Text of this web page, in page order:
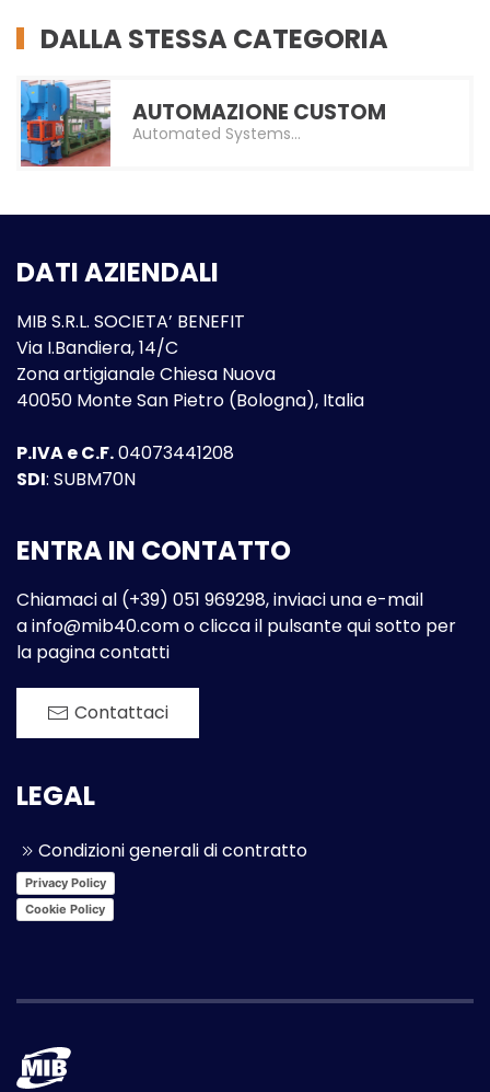
DALLA STESSA CATEGORIA
AUTOMAZIONE CUSTOM
Automated Systems…
DATI AZIENDALI
MIB S.R.L. SOCIETA’ BENEFIT
Via I.Bandiera, 14/C
Zona artigianale Chiesa Nuova
40050 Monte San Pietro (Bologna), Italia
P.IVA e C.F.04073441208
SDI: SUBM70N
ENTRA IN CONTATTO
Chiamaci al (+39) 051 969298, inviaci una e-mail
ainfo@mib40.como clicca il pulsante qui sotto per
la pagina contatti
Contattaci
LEGAL
Condizioni generali di contratto
Privacy Policy
Cookie Policy